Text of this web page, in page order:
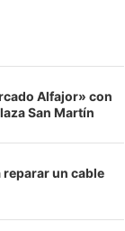
Alfajor» con
San Martín
un cable